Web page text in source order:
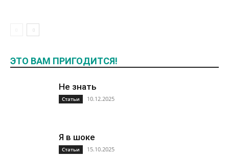
ЭТО ВАМ ПРИГОДИТСЯ!
Не знать
Статьи 10.12.2025
Я в шоке
Статьи 15.10.2025